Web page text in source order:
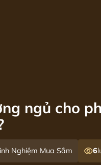
ngủ cho
Nghiệm Mua Sắm 6